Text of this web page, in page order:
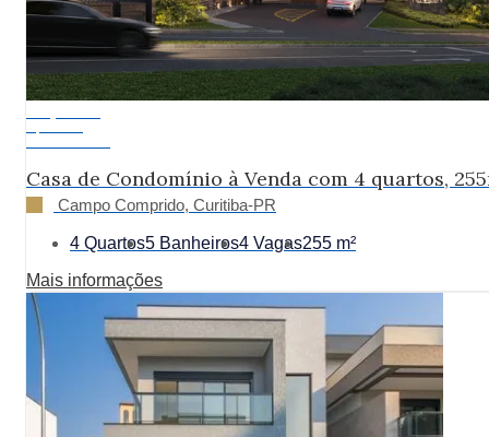
Casa de Condomínio à Venda com 4 quartos,
Campo Comprido, Curitiba-PR
4 Quartos5 Banheiros4 Vagas255 m²
Mais informações